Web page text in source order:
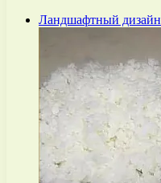
Ландшафтный дизайн